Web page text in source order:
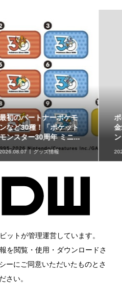
ポケモンの姿のソフビ貯
金箱「ポケモンコインバ
ンク」に、ゲンガーな...
2026.08.07 グッズ情報
ットが管理運営しています。
を閲覧・使用・ダウンロードさ
ーにご同意いただいたものとさ
さい。